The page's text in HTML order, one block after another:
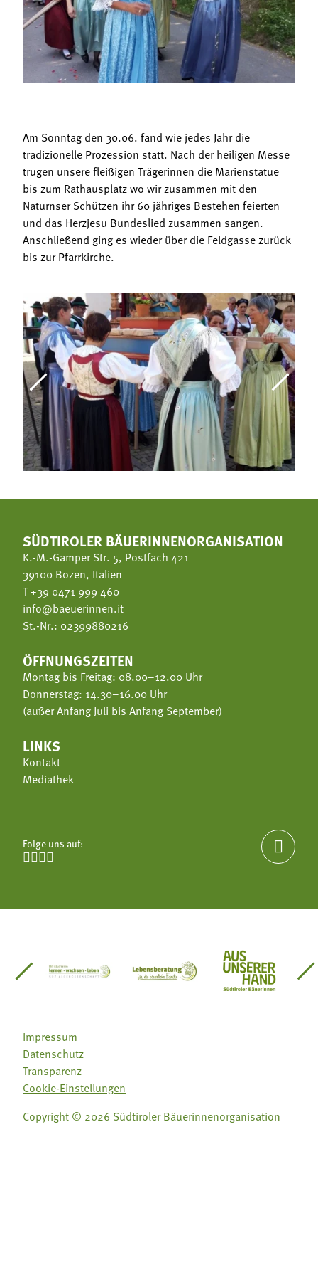
Mitgliedschaft
Landessekretariat
Bäuerliche Buffets
Hofgeschichten
Am Sonntag den 30.06. fand wie jedes Jahr die
tradizionelle Prozession statt. Nach der heiligen Messe
trugen unsere fleißigen Trägerinnen die Marienstatue
bis zum Rathausplatz wo wir zusammen mit den
Naturnser Schützen ihr 60 jähriges Bestehen feierten
und das Herzjesu Bundeslied zusammen sangen.
Anschließend ging es wieder über die Feldgasse zurück
bis zur Pfarrkirche.
SÜDTIROLER BÄUERINNENORGANISATION
K.-M.-Gamper Str. 5, Postfach 421
39100 Bozen, Italien
T+39 0471 999 460
info@baeuerinnen.it
St.-Nr.: 02399880216
ÖFFNUNGSZEITEN
Montag bis Freitag: 08.00–12.00 Uhr
Donnerstag: 14.30–16.00 Uhr
(außer Anfang Juli bis Anfang September)
LINKS
Kontakt
Mediathek
Folge uns auf:


Südtirol
Gärtnervereinigung
Sozialgenossenschaft Mit Bäuerinnen lernen -
Lebensberatung für dieAus unserer
Impressum
Datenschutz
Transparenz
Cookie-Einstellungen
Copyright © 2026 Südtiroler Bäuerinnenorganisation